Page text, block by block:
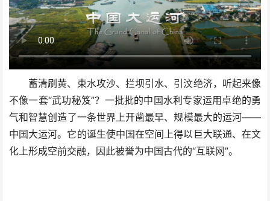
蓄清刷黄、束水攻沙、拦坝引水、引汶绝济，听起来像
不像一套“武功秘笈”？一批批的中国水利专家运用卓绝的勇
气和智慧创造了一条世界上开凿最早、规模最大的运河——
中国大运河。它的诞生使中国在空间上得以巨大联通、在文
化上形成空前交融，因此被誉为中国古代的“互联网”。